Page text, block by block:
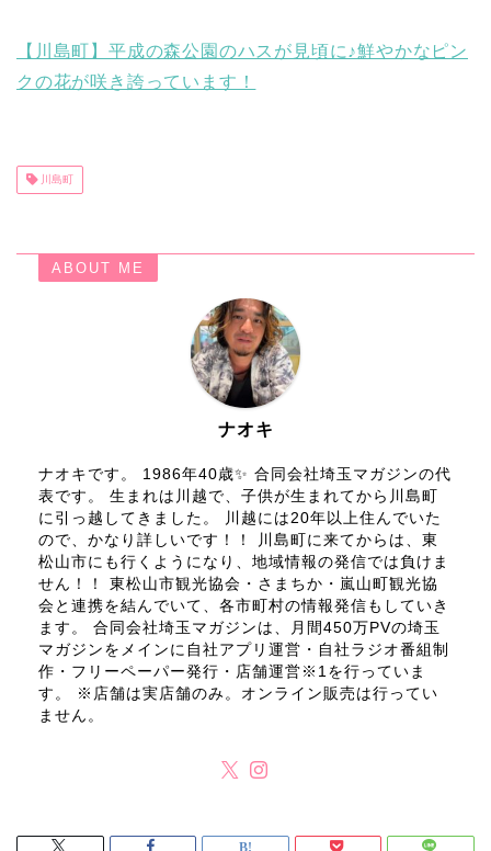
【川島町】平成の森公園のハスが見頃に♪鮮やかなピン
クの花が咲き誇っています！
川島町
ABOUT ME
ナオキ
ナオキです。 1986年40歳✨ 合同会社埼玉マガジンの代
表です。 生まれは川越で、子供が生まれてから川島町
に引っ越してきました。 川越には20年以上住んでいた
ので、かなり詳しいです！！ 川島町に来てからは、東
松山市にも行くようになり、地域情報の発信では負けま
せん！！ 東松山市観光協会・さまちか・嵐山町観光協
会と連携を結んでいて、各市町村の情報発信もしていき
ます。 合同会社埼玉マガジンは、月間450万PVの埼玉
マガジンをメインに自社アプリ運営・自社ラジオ番組制
作・フリーペーパー発行・店舗運営※1を行っていま
す。 ※店舗は実店舗のみ。オンライン販売は行ってい
ません。